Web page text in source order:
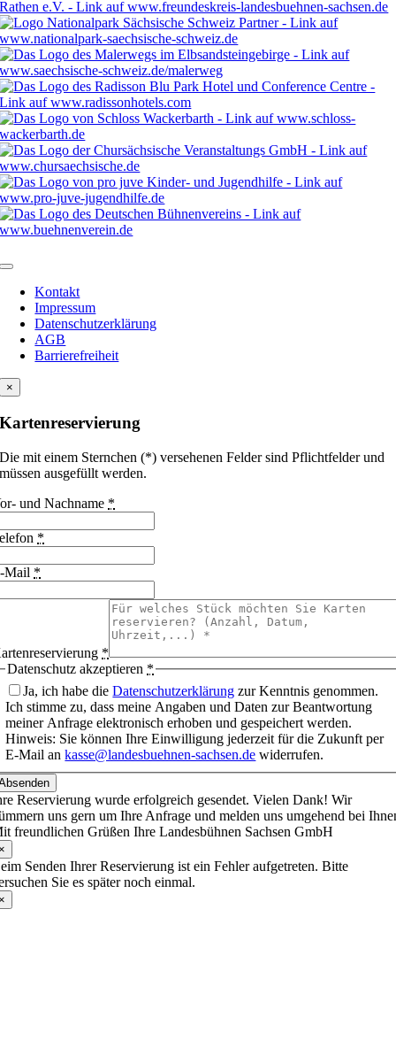
Kontakt
Impressum
Datenschutzerklärung
AGB
Barrierefreiheit
×
Kartenreservierung
Die mit einem Sternchen (*) versehenen Felder sind Pflichtfelder und
müssen ausgefüllt werden.
und Nachname *
*
Mail *
*
Datenschutz akzeptieren *
Ja, ich habe dieDatenschutzerklärung zur Kenntnis genommen.
Ich stimme zu, dass meine Angaben und Daten zur Beantwortung
meiner Anfrage elektronisch erhoben und gespeichert werden.
Hinweis: Sie können Ihre Einwilligung jederzeit für die Zukunft per
E-Mail ankasse@landesbuehnen-sachsen.de widerrufen.
Reservierung wurde erfolgreich gesendet. Vielen Dank! Wir
uns gern um Ihre Anfrage und melden uns umgehend bei
freundlichen Grüßen Ihre Landesbühnen Sachsen GmbH
Senden Ihrer Reservierung ist ein Fehler aufgetreten. Bitte
Sie es später noch einmal.